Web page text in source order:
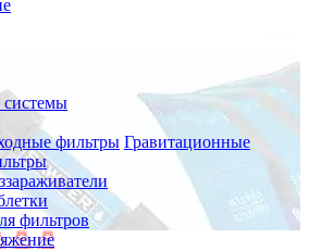
системы
фильтры Гравитационные
фильтров